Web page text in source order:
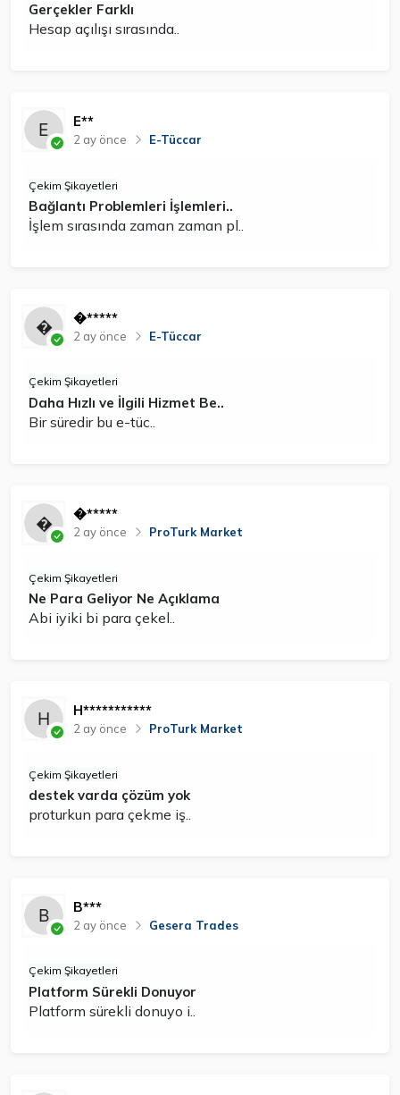
Gerçekler Farklı
Hesap açılışı sırasında..
E**
2 ay önce E-Tüccar
Çekim Şikayetleri
Bağlantı Problemleri İşlemleri..
İşlem sırasında zaman zaman pl..
�*****
2 ay önce E-Tüccar
Çekim Şikayetleri
Daha Hızlı ve İlgili Hizmet Be..
Bir süredir bu e-tüc..
�*****
2 ay önce ProTurk Market
Çekim Şikayetleri
Ne Para Geliyor Ne Açıklama
Abi iyiki bi para çekel..
H***********
2 ay önce ProTurk Market
Çekim Şikayetleri
destek varda çözüm yok
proturkun para çekme iş..
B***
2 ay önce Gesera Trades
Çekim Şikayetleri
Platform Sürekli Donuyor
Platform sürekli donuyo i..